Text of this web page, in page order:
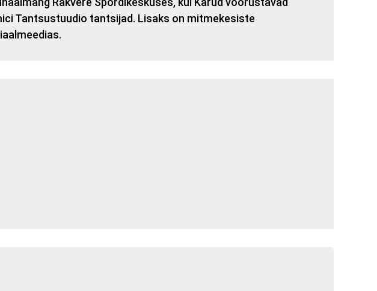
Tantsustuudio tantsijad. Lisaks on mitmekesiste